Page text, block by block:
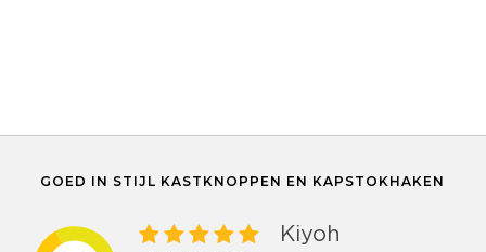
GOED IN STIJL KASTKNOPPEN EN KAPSTOKHAKEN